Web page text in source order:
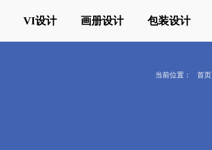
VI设计 画册设计 包装设计
当前位置： 首页